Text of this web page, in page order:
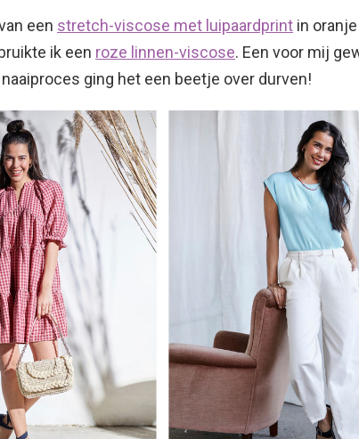
een stretch-viscose met luipaardprint in
ik een roze linnen-viscose. Een voor mij
ging het een beetje over durven!